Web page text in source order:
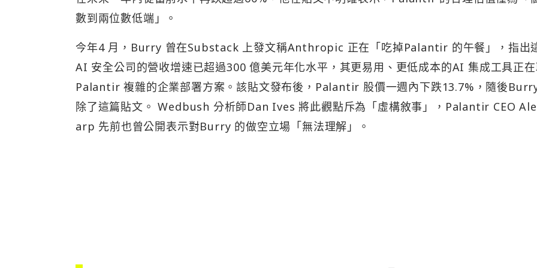
英偉達做空仍在虧損，但Burry 堅持「AI 即泡沫」
相較於Palantir 的勝利，Burry 在英偉達上的處境則截然不同。
英偉達股價5 月8 日收在約215 美元，逼近史上最高點217.80 美元，市值約5.3 兆美元。據報